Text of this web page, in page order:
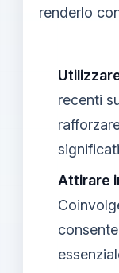
renderlo
recenti
Attirare